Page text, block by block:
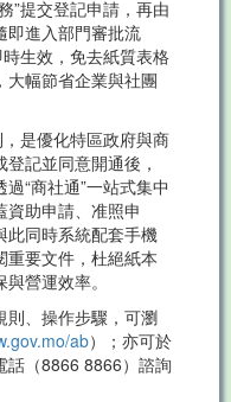
”提交登記申請，再由
即進入部門審批流
生效，免去紙質表格
大幅節省企業與社團
是優化特區政府與商
記並同意開通後，
“商社通”一站式集中
助申請、准照申
此同時系統配套手機
重要文件，杜絕紙本
營運效率。
則、操作步驟，可瀏
ab）；亦可於
話（8866 8866）諮詢